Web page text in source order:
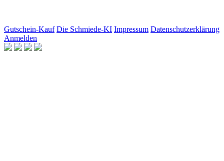
Gutschein-Kauf Die Schmiede-KI Impressum Datenschutzerklärung
Anmelden